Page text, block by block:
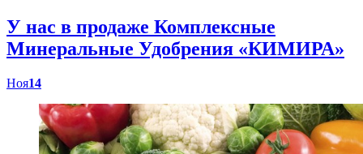
У нас в продаже Комплексные
Минеральные Удобрения «КИМИРА»
Ноя14